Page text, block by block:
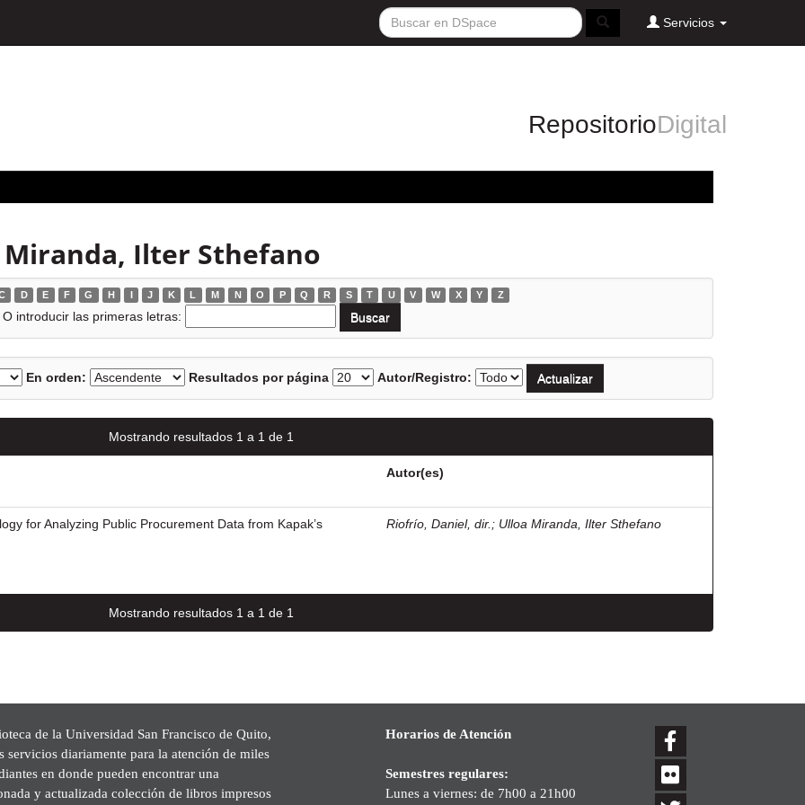
Servicios
RepositorioDigital
Ilter Sthefano
D E F G H I J K L M N O P Q R S T U V W X Y Z
O introducir las primeras letras:
En orden: Resultados por página Autor/Registro:
Mostrando resultados 1 a 1 de 1
Autor(es)
for Analyzing Public Procurement Data from Kapak’s
Riofrío, Daniel, dir. ; Ulloa Miranda, Ilter Sthefano
Mostrando resultados 1 a 1 de 1
de la Universidad San Francisco de Quito,
servicios diariamente para la atención de miles
en donde pueden encontrar una
y actualizada colección de libros impresos
Horarios de Atención
Semestres regulares:
Lunes a viernes: de 7h00 a 21h00